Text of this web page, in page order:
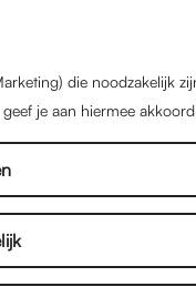
die noodzakelijk
je aan hiermee